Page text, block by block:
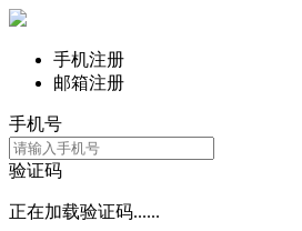
手机注册
邮箱注册
手机号
验证码
正在加载验证码......